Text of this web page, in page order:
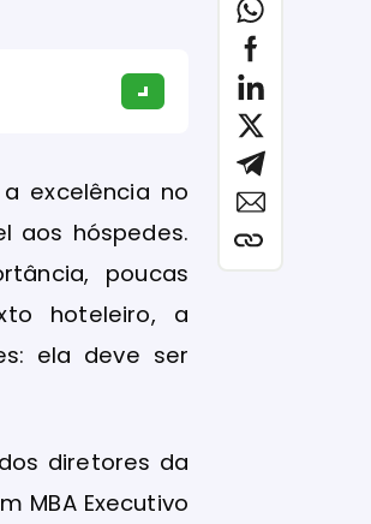
excelência no
aos hóspedes.
poucas
hoteleiro, a
ela deve ser
diretores da
MBA Executivo